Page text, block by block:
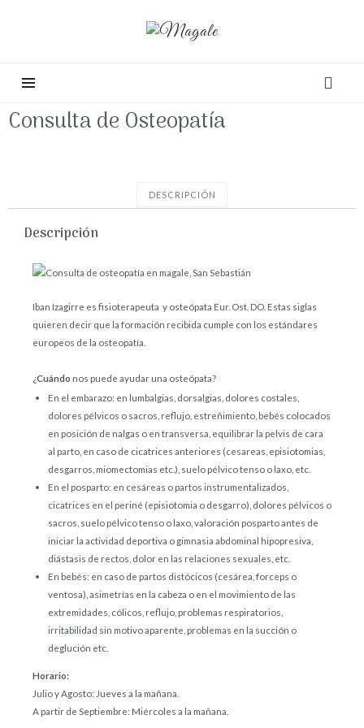
Consulta de Osteopatía
DESCRIPCIÓN
Descripción
Iban Izagirre es fisioterapeuta y osteópata Eur. Ost. DO. Estas siglas
quieren decir que la formación recibida cumple con los estándares
europeos de la osteopatía.
¿Cuándo nos puede ayudar una osteópata?
En el embarazo: en lumbalgias, dorsalgias, dolores costales,
dolores pélvicos o sacros, reflujo, estreñimiento, bebés colocados
en posición de nalgas o en transversa, equilibrar la pelvis de cara
al parto, en caso de cicatrices anteriores (cesareas, episiotomias,
desgarros, miomectomias etc.), suelo pélvico tenso o laxo, etc.
En el posparto: en cesáreas o partos instrumentalizados,
cicatrices en el periné (episiotomia o desgarro), dolores pélvicos o
sacros, suelo pélvico tenso o laxo, valoración posparto antes de
iniciar la actividad deportiva o gimnasia abdominal hipopresiva,
diástasis de rectos, dolor en las relaciones sexuales, etc.
En bebés: en caso de partos distócicos (cesárea, forceps o
ventosa), asimetrías en la cabeza o en el movimiento de las
extremidades, cólicos, reflujo, problemas respiratorios,
irritabilidad sin motivo aparente, problemas en la succión o
deglución etc.
Horario:
Julio y Agosto: Jueves a la mañana.
A partir de Septiembre: Miércoles a la mañana.